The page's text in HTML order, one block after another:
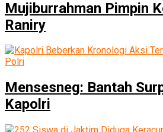
Mujiburrahman Pimpin
Raniry
Mensesneg: Bantah
Kapolri